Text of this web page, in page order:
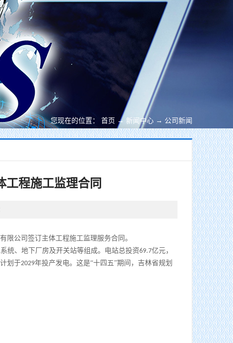
您现在的位置： 首页 → 新闻中心 → 公司新闻
工程施工监理合同
限公司签订主体工程施工监理服务合同。
统、地下厂房及开关站等组成。 电站总投资69.7亿元，
划于2029年投产发电。这是“十四五”期间，吉林省规划